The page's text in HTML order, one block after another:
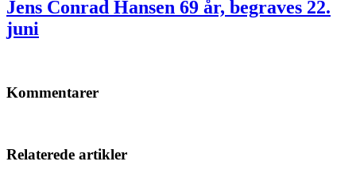
Jens Conrad Hansen 69 år, begraves 22.
juni
Kommentarer
Relaterede artikler